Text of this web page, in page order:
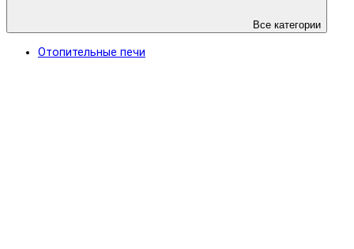
Все категории
Отопительные печи